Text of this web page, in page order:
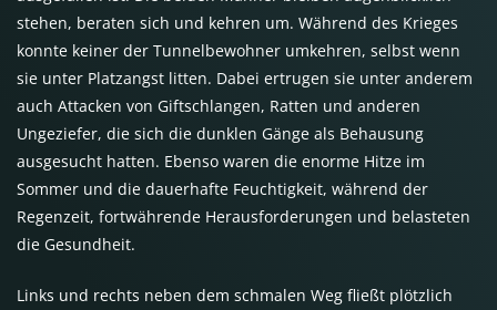
stehen, beraten sich und kehren um. Während des Krieges
konnte keiner der Tunnelbewohner umkehren, selbst wenn
sie unter Platzangst litten. Dabei ertrugen sie unter anderem
auch Attacken von Giftschlangen, Ratten und anderen
Ungeziefer, die sich die dunklen Gänge als Behausung
ausgesucht hatten. Ebenso waren die enorme Hitze im
Sommer und die dauerhafte Feuchtigkeit, während der
Regenzeit, fortwährende Herausforderungen und belasteten
die Gesundheit.
Links und rechts neben dem schmalen Weg fließt plötzlich